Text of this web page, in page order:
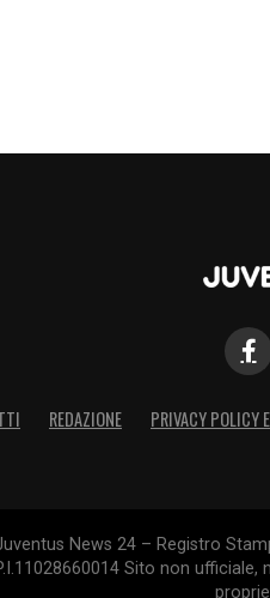
REDAZIONE PRIVACY POLICY
News 24 – Registro
Sito non